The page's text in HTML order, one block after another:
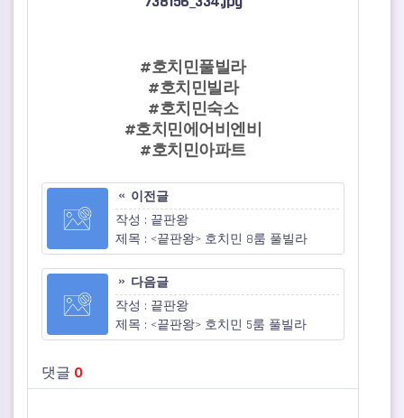
#호치민풀빌라
#호치민빌라
#호치민숙소
#호치민에어비엔비
#호치민아파트
이전글
작성 : 끝판왕
제목 : <끝판왕> 호치민 8룸 풀빌라
다음글
작성 : 끝판왕
제목 : <끝판왕> 호치민 5룸 풀빌라
댓글 0